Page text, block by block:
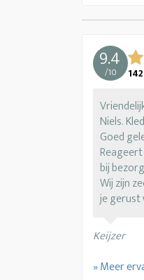
9.4
/10 142
Niels.
Goed
bij
Wij zijn
je gerust
Keijzer
» Meer